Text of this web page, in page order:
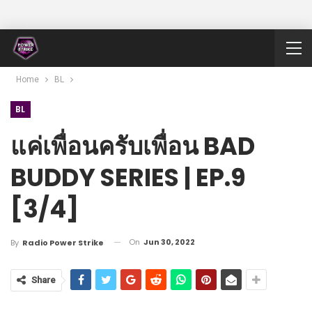
Home BL
BL
แค่เพื่อนครับเพื่อน BAD
BUDDY SERIES | EP.9
[3/4]
By Radio Power Strike On Jun 30, 2022
Share